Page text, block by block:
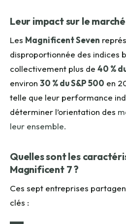
Leur impact sur le marché
Les Magnificent Seven
disproportionnée des indices
collectivement plus de 40 %
environ 30 % du S&P 500 en
telle que leur performance
déterminer l’orientation des
leur ensemble.
Quelles sont les
Magnificent 7 ?
Ces sept entreprises
clés :